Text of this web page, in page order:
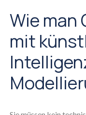
Wie man
mit